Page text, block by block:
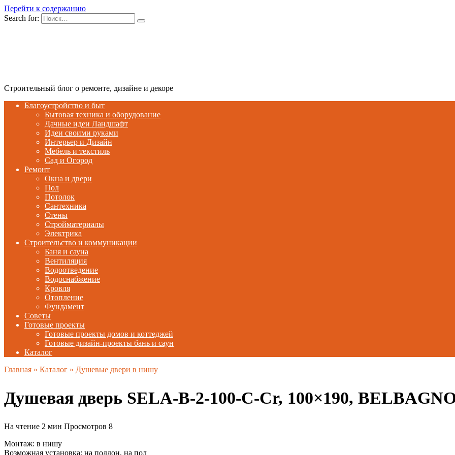
Перейти к содержанию
Search for:
Строительный блог о ремонте, дизайне и декоре
Благоустройство и быт
Бытовая техника и оборудование
Дачные идеи Ландшафт
Идеи своими руками
Интерьер и Дизайн
Мебель и текстиль
Сад и Огород
Ремонт
Окна и двери
Пол
Потолок
Сантехника
Стены
Стройматериалы
Электрика
Строительство и коммуникации
Баня и сауна
Вентиляция
Водоотведение
Водоснабжение
Кровля
Отопление
Фундамент
Советы
Готовые проекты
Готовые проекты домов и коттеджей
Готовые дизайн-проекты бань и саун
Каталог
Главная » Каталог » Душевые двери в нишу
Душевая дверь SELA-B-2-100-C-Cr, 100×190,
На чтение 2 мин Просмотров 8
Монтаж: в нишу
Возможная установка: на поддон, на пол